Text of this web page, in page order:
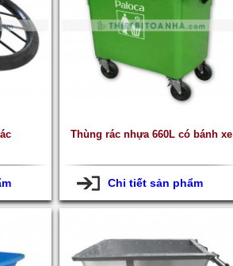
Thùng rác nhựa 660L có bánh xe
Chi tiết sản phẩm